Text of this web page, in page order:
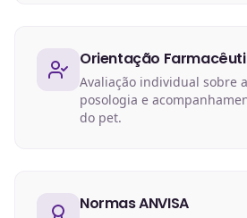
Orientação
Avaliação individual sobre
posologia e
do pet.
Normas ANVISA